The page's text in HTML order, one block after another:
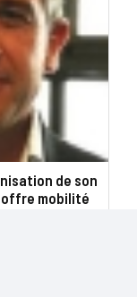
de son
offre mobilité